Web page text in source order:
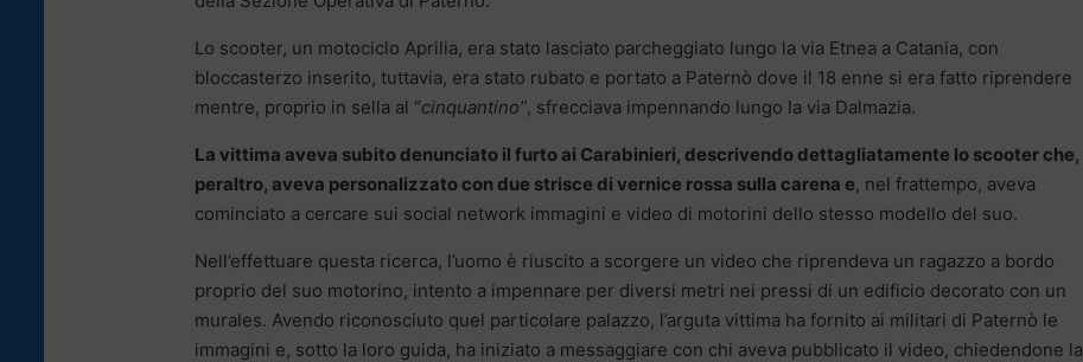
Lo scooter, un motociclo Aprilia, era stato lasciato parcheggiato lungo la via Etnea a Catania, con
bloccasterzo inserito, tuttavia, era stato rubato e portato a Paternò dove il 18 enne si era fatto riprendere
mentre, proprio in sella al “cinquantino”, sfrecciava impennando lungo la via Dalmazia.
La vittima aveva subito denunciato il furto ai Carabinieri, descrivendo dettagliatamente lo scooter che,
peraltro, aveva personalizzato con due strisce di vernice rossa sulla carena e, nel frattempo, aveva
cominciato a cercare sui social network immagini e video di motorini dello stesso modello del suo.
Nell’effettuare questa ricerca, l’uomo è riuscito a scorgere un video che riprendeva un ragazzo a bordo
proprio del suo motorino, intento a impennare per diversi metri nei pressi di un edificio decorato con un
murales. Avendo riconosciuto quel particolare palazzo, l’arguta vittima ha fornito ai militari di Paternò le
immagini e, sotto la loro guida, ha iniziato a messaggiare con chi aveva pubblicato il video, chiedendone la